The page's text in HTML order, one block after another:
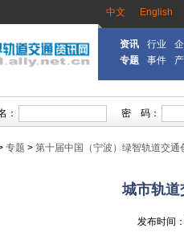
中文 English
资讯 行业
专题
事件
专题 > 第十届中国（宁波）绿智轨道交通
城市轨道
发布时间